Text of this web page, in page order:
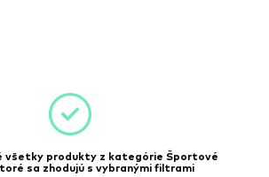
všetky produkty z kategórie Športové
sa zhodujú s vybranými filtrami